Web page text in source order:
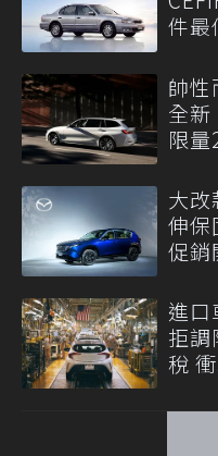
件最
帥性
全
限量
大改
伸保
促銷
進口
拒調
稅